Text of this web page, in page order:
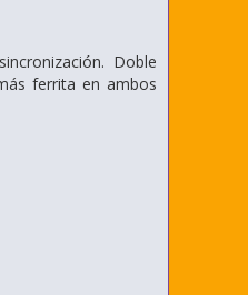
Doble
ferrita en ambos